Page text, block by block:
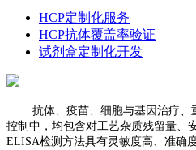
HCP定制化服务
HCP抗体覆盖率验证
试剂盒定制化开发
抗体、疫苗、细胞与基因治疗
控制中，均包含对工艺杂质残留量、
ELISA检测方法具有灵敏度高、准确